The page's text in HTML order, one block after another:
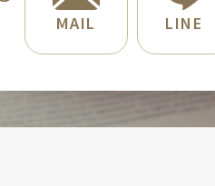
MAIL LINE